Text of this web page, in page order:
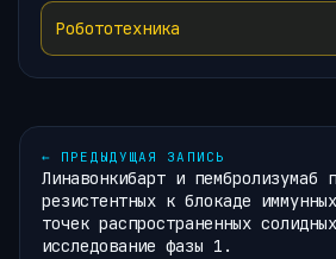
Робототехника
← ПРЕДЫДУЩАЯ ЗАПИСЬ
Линавонкибарт и пембролизумаб
резистентных к блокаде
точек распространенных
исследование фазы 1.